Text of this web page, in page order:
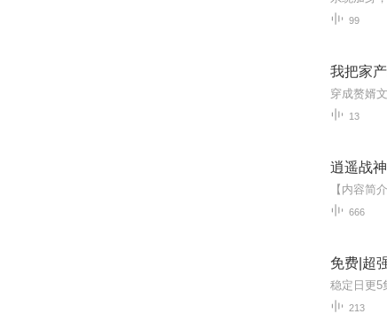
99
我把家
13
逍遥战
666
免费|超
213